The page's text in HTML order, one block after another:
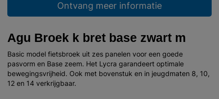
Ontvang meer informatie
Agu Broek k bret base zwart m
Basic model fietsbroek uit zes panelen voor een goede
pasvorm en Base zeem. Het Lycra garandeert optimale
bewegingsvrijheid. Ook met bovenstuk en in jeugdmaten 8, 10,
12 en 14 verkrijgbaar.